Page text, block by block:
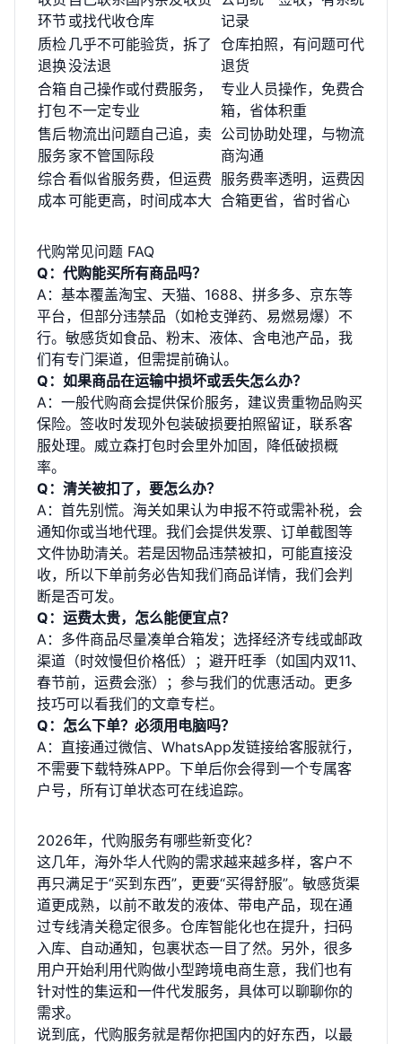
环节或找代收仓库
记录
质检
退换
几乎不可能验货，拆了
没法退
仓库拍照，有问题可代
退货
合箱
打包
自己操作或付费服务，
不一定专业
专业人员操作，免费合
箱，省体积重
售后
服务
物流出问题自己追，卖
家不管国际段
公司协助处理，与物流
商沟通
综合
成本
看似省服务费，但运费
可能更高，时间成本大
服务费率透明，运费因
合箱更省，省时省心
代购常见问题 FAQ
Q：代购能买所有商品吗？
A：基本覆盖淘宝、天猫、1688、拼多多、京东等
平台，但部分违禁品（如枪支弹药、易燃易爆）不
行。敏感货如食品、粉末、液体、含电池产品，我
们有专门渠道，但需提前确认。
Q：如果商品在运输中损坏或丢失怎么办？
A：一般代购商会提供保价服务，建议贵重物品购买
保险。签收时发现外包装破损要拍照留证，联系客
服处理。威立森打包时会里外加固，降低破损概
率。
Q：清关被扣了，要怎么办？
A：首先别慌。海关如果认为申报不符或需补税，会
通知你或当地代理。我们会提供发票、订单截图等
文件协助清关。若是因物品违禁被扣，可能直接没
收，所以下单前务必告知我们商品详情，我们会判
断是否可发。
Q：运费太贵，怎么能便宜点？
A：多件商品尽量凑单合箱发；选择经济专线或邮政
渠道（时效慢但价格低）；避开旺季（如国内双11、
春节前，运费会涨）；参与我们的优惠活动。更多
技巧可以看我们的文章专栏。
Q：怎么下单？必须用电脑吗？
A：直接通过微信、WhatsApp发链接给客服就行，
不需要下载特殊APP。下单后你会得到一个专属客
户号， 所有订单状态可在线追踪。
2026年，代购服务有哪些新变化？
这几年，海外华人代购的需求越来越多样，客户不
再只满足于“买到东西”，更要“买得舒服”。敏感货渠
道更成熟，以前不敢发的液体、带电产品，现在通
过专线清关稳定很多。仓库智能化也在提升，扫码
入库、自动通知，包裹状态一目了然。另外，很多
用户开始利用代购做小型跨境电商生意，我们也有
针对性的集运和一件代发服务，具体可以聊聊你的
需求。
说到底，代购服务就是帮你把国内的好东西，以最